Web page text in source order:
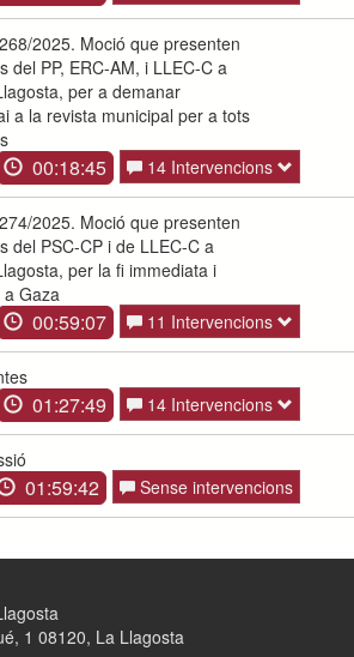
2025. Moció que presenten
del PP, ERC-AM, i LLEC-C a
per a demanar
a la revista municipal per a tots
00:18:45 14 Intervencions
2025. Moció que presenten
del PSC-CP i de LLEC-C a
per la fi immediata i
Gaza
00:59:07 11 Intervencions
01:27:49 14 Intervencions
01:59:42 Sense intervencions
1 08120, La Llagosta